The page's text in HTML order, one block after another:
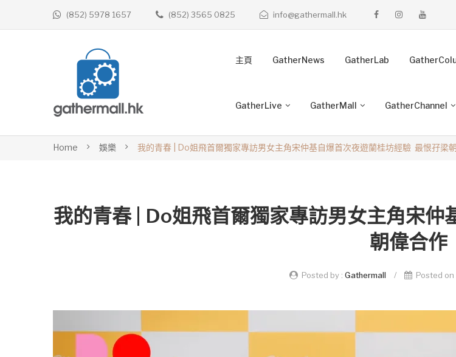
(852) 5978 1657 (852) 3565 0825 info@gathermall.hk
主頁 GatherNews GatherLab
GatherLive GatherMall GatherChannel
Home 娛樂 我的青春 | Do姐飛首爾獨家專訪男女主角宋仲基自爆首次夜遊蘭桂坊經驗 最恨孖梁
我的青春 | Do姐飛首爾獨家專訪男女主角宋
朝偉合作
Posted by : Gathermall / Posted on